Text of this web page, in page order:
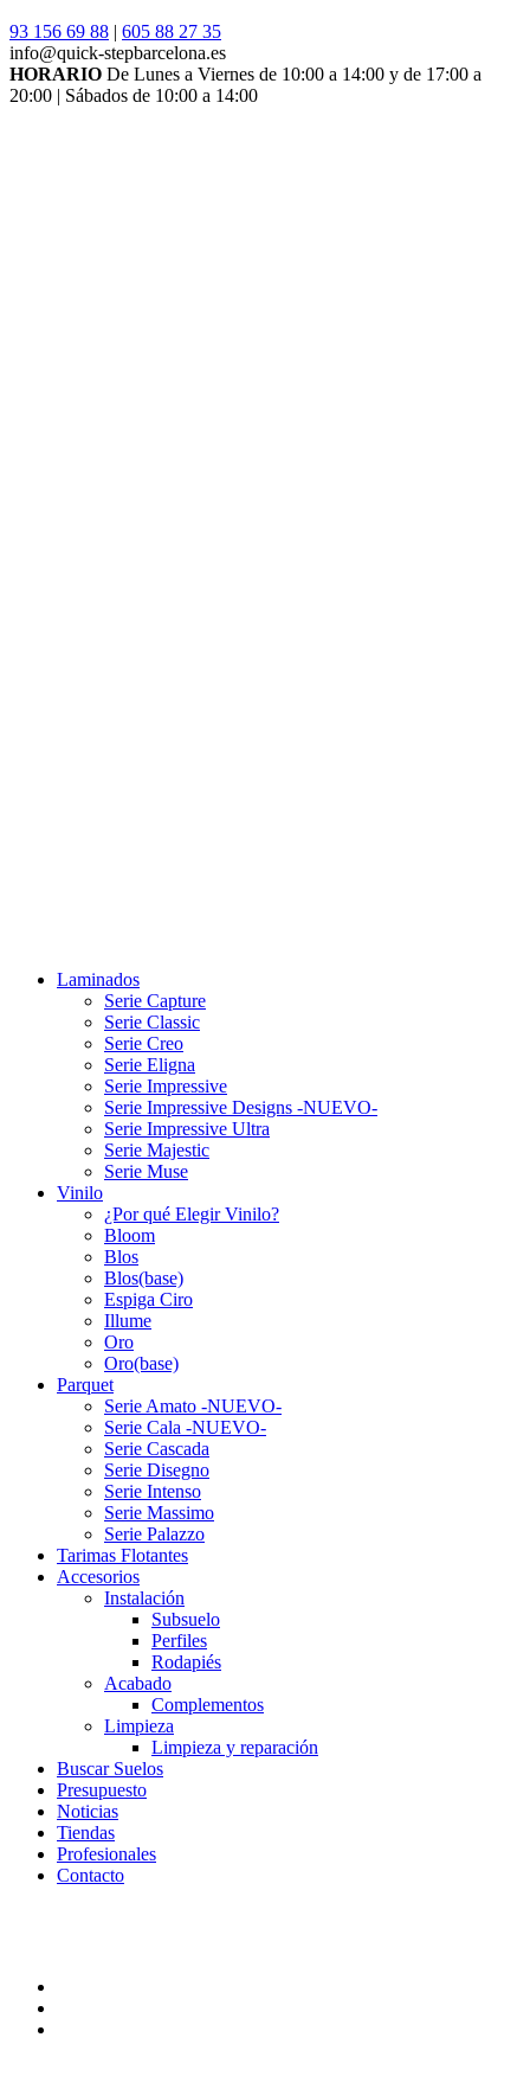
93 156 69 88 | 605 88 27 35
info@quick-stepbarcelona.es
HORARIO De Lunes a Viernes de 10:00 a 14:00 y de 17:00 a
20:00 | Sábados de 10:00 a 14:00
Laminados
Serie Capture
Serie Classic
Serie Creo
Serie Eligna
Serie Impressive
Serie Impressive Designs -NUEVO-
Serie Impressive Ultra
Serie Majestic
Serie Muse
Vinilo
¿Por qué Elegir Vinilo?
Bloom
Blos
Blos(base)
Espiga Ciro
Illume
Oro
Oro(base)
Parquet
Serie Amato -NUEVO-
Serie Cala -NUEVO-
Serie Cascada
Serie Disegno
Serie Intenso
Serie Massimo
Serie Palazzo
Tarimas Flotantes
Accesorios
Instalación
Subsuelo
Perfiles
Rodapiés
Acabado
Complementos
Limpieza
Limpieza y reparación
Buscar Suelos
Presupuesto
Noticias
Tiendas
Profesionales
Contacto